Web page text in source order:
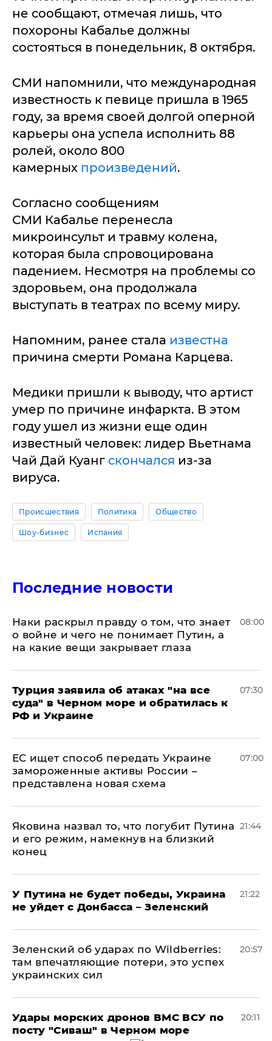
не сообщают, отмечая лишь, что
похороны Кабалье должны
состояться в понедельник, 8 октября.
СМИ напомнили, что международная
известность к певице пришла в 1965
году, за время своей долгой оперной
карьеры она успела исполнить 88
ролей, около 800
камерных произведений.
Согласно сообщениям
СМИ Кабалье перенесла
микроинсульт и травму колена,
которая была спровоцирована
падением. Несмотря на проблемы со
здоровьем, она продолжала
выступать в театрах по всему миру.
Напомним, ранее стала известна
причина смерти Романа Карцева.
Медики пришли к выводу, что артист
умер по причине инфаркта. В этом
году ушел из жизни еще один
известный человек: лидер Вьетнама
Чай Дай Куанг скончался из-за
вируса.
Происшествия Политика Общество
Шоу-бизнес Испания
Последние новости
Наки раскрыл правду о том, что знает
о войне и чего не понимает Путин, а
на какие вещи закрывает глаза
08:00
Турция заявила об атаках "на все
суда" в Черном море и обратилась к
РФ и Украине
07:30
ЕС ищет способ передать Украине
замороженные активы России –
представлена новая схема
07:00
Яковина назвал то, что погубит Путина
и его режим, намекнув на близкий
конец
21:44
У Путина не будет победы, Украина
не уйдет с Донбасса – Зеленский
21:22
Зеленский об ударах по Wildberries:
там впечатляющие потери, это успех
украинских сил
20:57
Удары морских дронов ВМС ВСУ по
посту "Сиваш" в Черном море
20:11